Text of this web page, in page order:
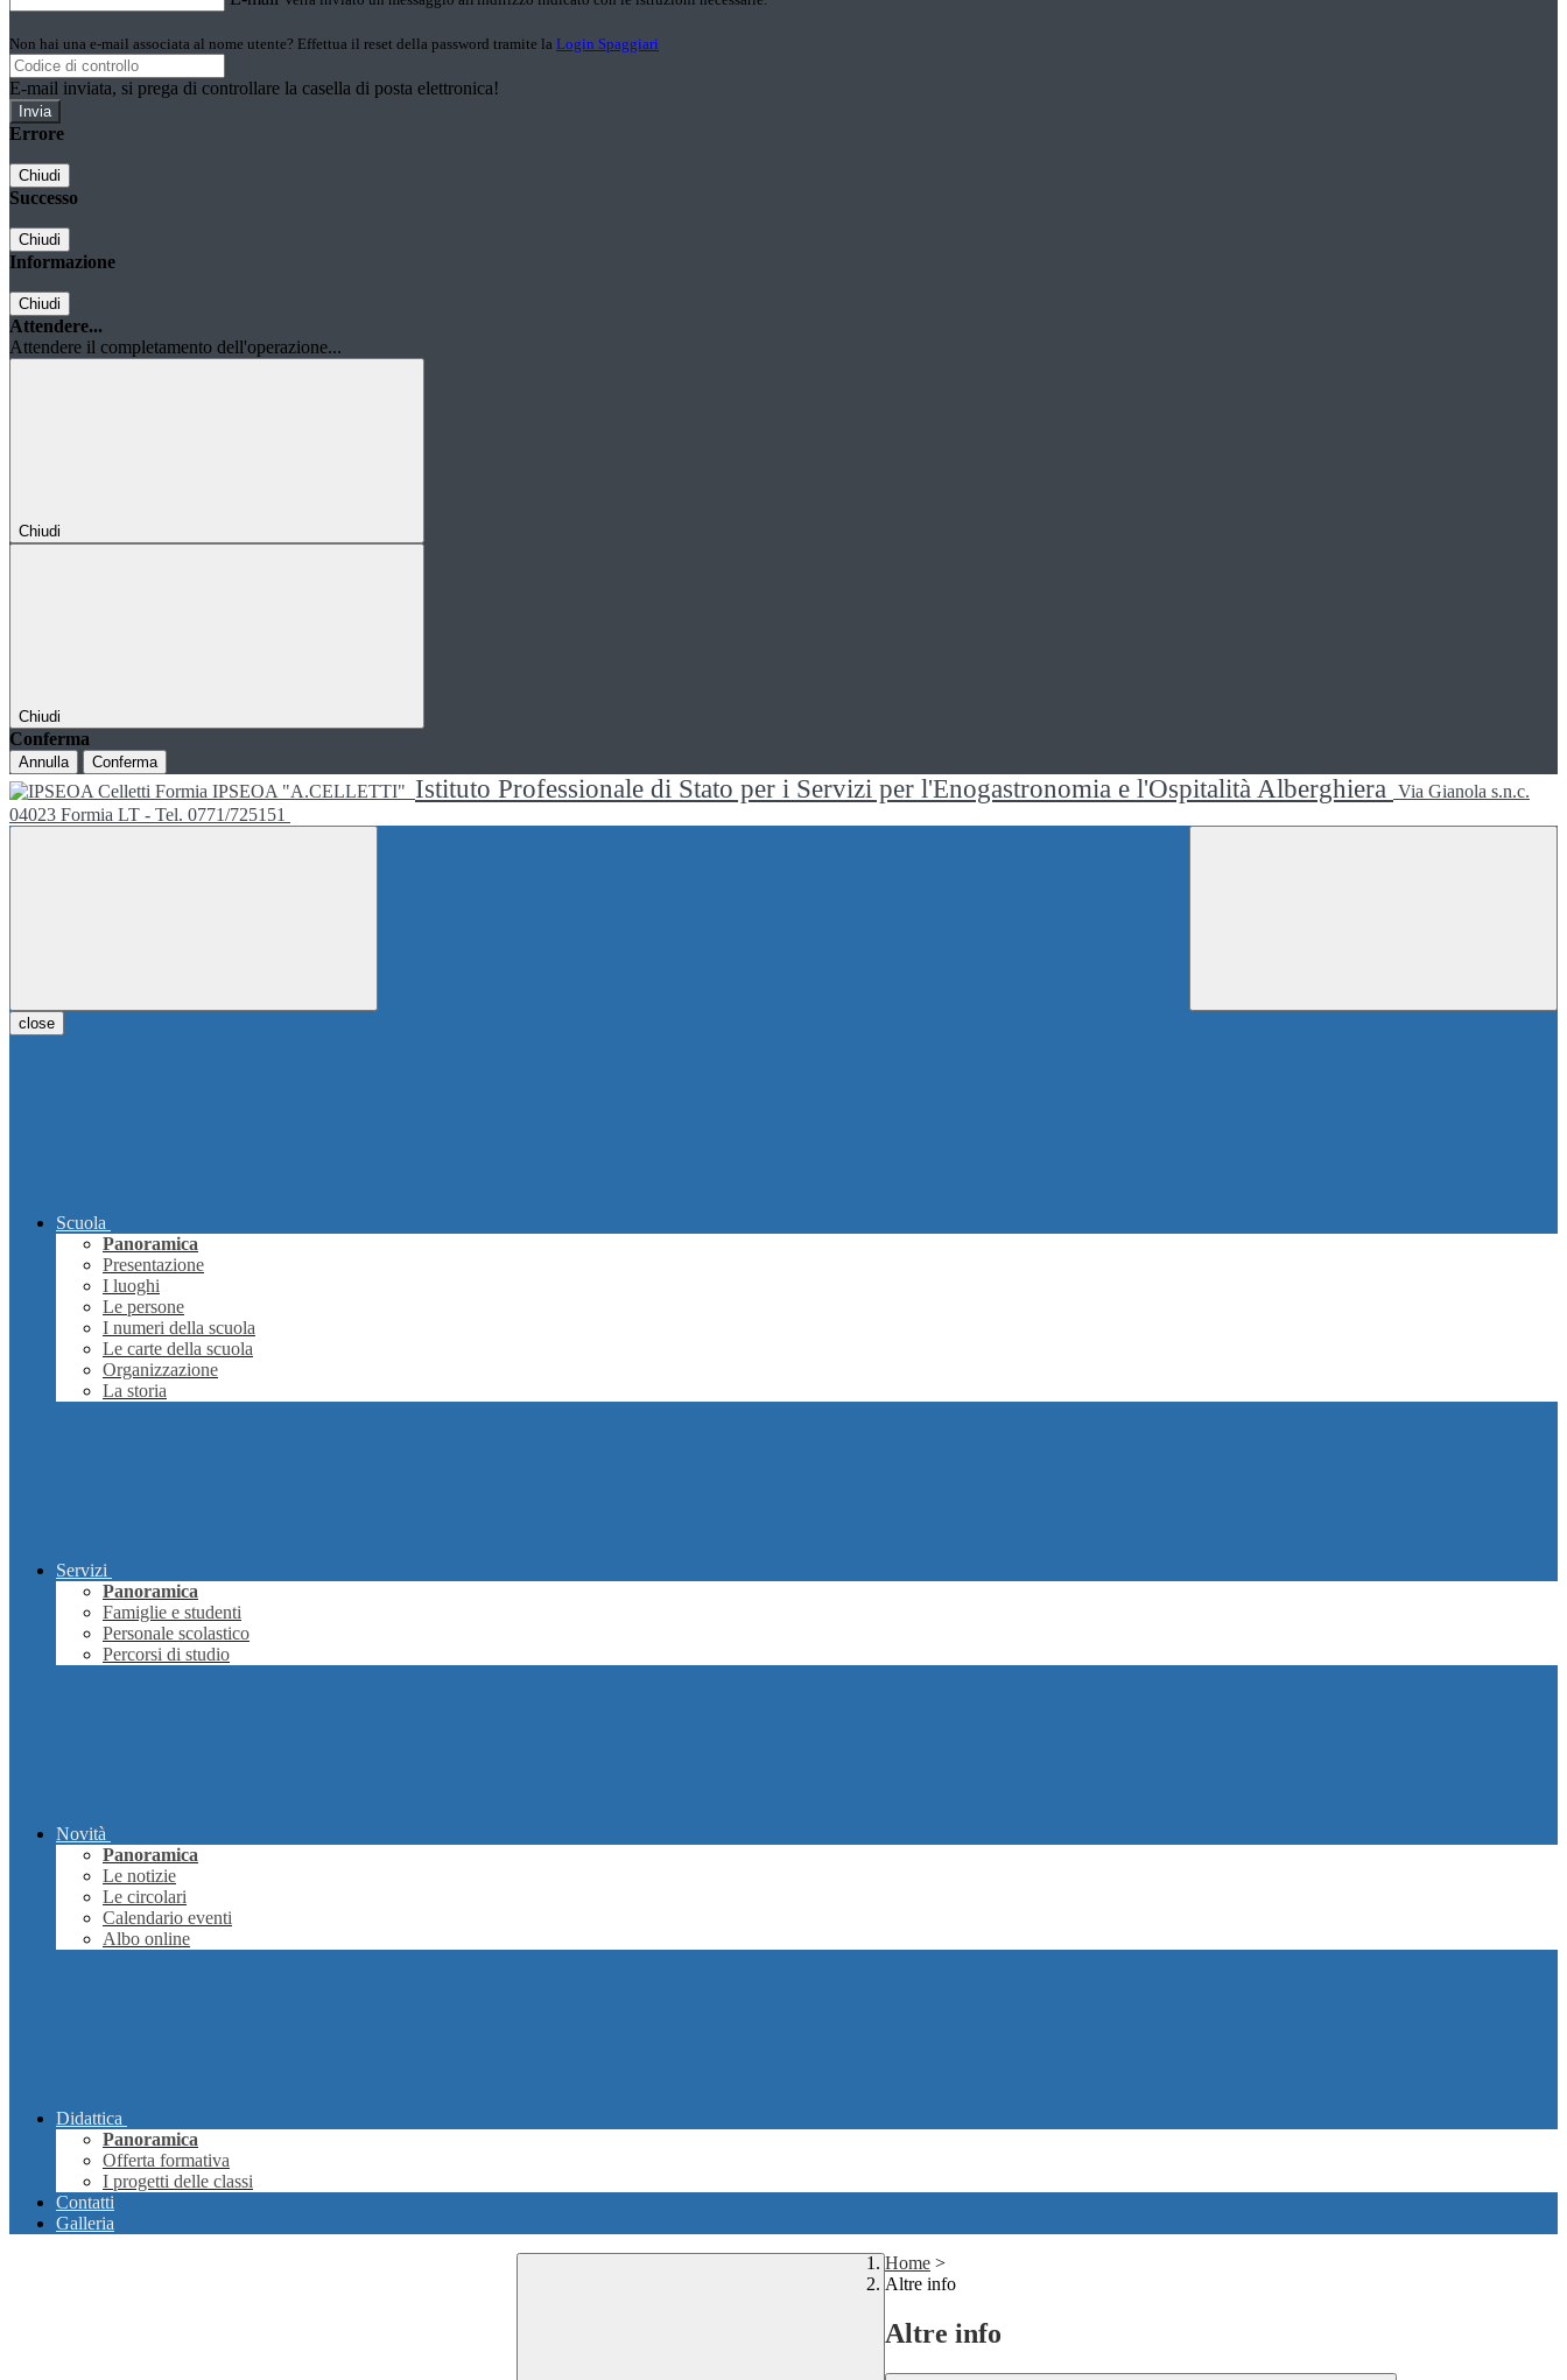
Non hai una e-mail associata al nome utente? Effettua il reset della password tramite la Login Spaggiari
E-mail inviata, si prega di controllare la casella di posta elettronica!
Errore
Chiudi
Successo
Chiudi
Informazione
Chiudi
Attendere...
Attendere il completamento dell'operazione...
Chiudi
Chiudi
Conferma
Annulla Conferma
IPSEOA "A.CELLETTI" Istituto Professionale di Stato per i Servizi per l'Enogastronomia e l'Ospitalità Alberghiera Via Gianola s.n.c.
04023 Formia LT - Tel. 0771/725151
close
Scuola
Panoramica
Presentazione
I luoghi
Le persone
I numeri della scuola
Le carte della scuola
Organizzazione
La storia
Servizi
Panoramica
Famiglie e studenti
Personale scolastico
Percorsi di studio
Novità
Panoramica
Le notizie
Le circolari
Calendario eventi
Albo online
Didattica
Panoramica
Offerta formativa
I progetti delle classi
Contatti
Galleria
Home >
Altre info
Altre info